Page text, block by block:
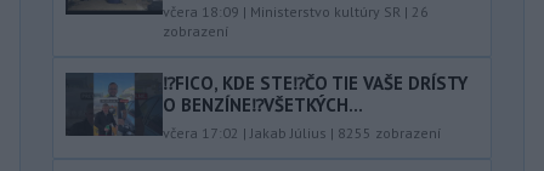
včera 18:09 | Ministerstvo kultúry SR | 26
zobrazení
⁉️FICO, KDE STE⁉️ČO TIE VAŠE DRÍSTY
O BENZÍNE⁉️VŠETKÝCH...
včera 17:02 | Jakab Július | 8255 zobrazení